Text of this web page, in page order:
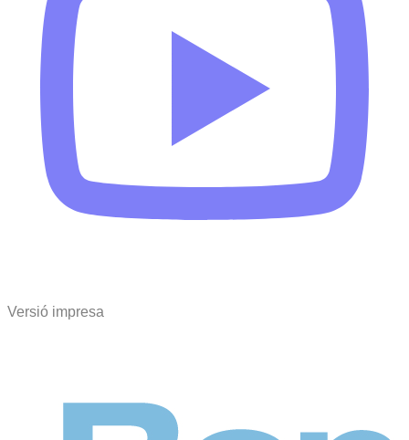
Versió impresa